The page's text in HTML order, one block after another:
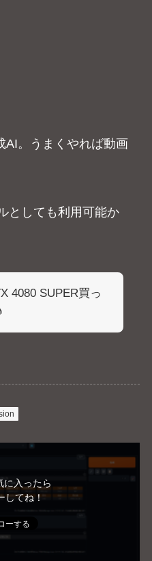
AI。うまくやれば動画
としても利用可能か
4080 SUPER買っ
に入ったら
してね！